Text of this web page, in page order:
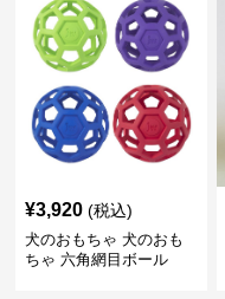
¥3,920 (税込)
犬のおもちゃ 犬のおも
ちゃ 六角網目ボール